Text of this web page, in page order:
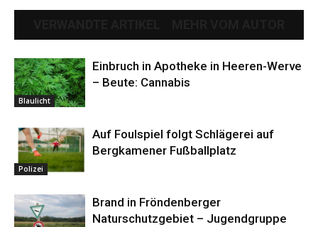
Blaulicht
Einbruch in Apotheke in Heeren-Werve
– Beute: Cannabis
Polizei
Auf Foulspiel folgt Schlägerei auf
Bergkamener Fußballplatz
Brand in Fröndenberger
Naturschutzgebiet – Jugendgruppe